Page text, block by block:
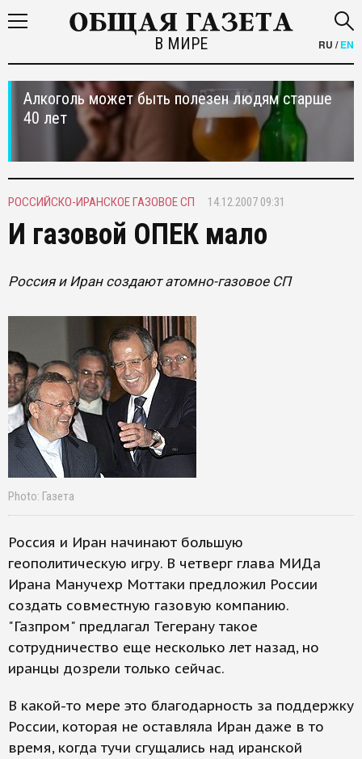
В МИРЕ RU /EN
Алкоголь может быть полезен людям старше
40 лет
РОССИЙСКО-ИРАНСКОЕ ГАЗОВОЕ СП 14.12.2007 09:31
И газовой ОПЕК мало
Россия и Иран создают атомно-газовое СП
Photo: Газета
Россия и Иран начинают большую
геополитическую игру. В четверг глава МИДа
Ирана Манучехр Моттаки предложил России
создать совместную газовую компанию.
"Газпром" предлагал Тегерану такое
сотрудничество еще несколько лет назад, но
иранцы дозрели только сейчас.
В какой-то мере это благодарность за поддержку
России, которая не оставляла Иран даже в то
время, когда тучи сгущались над иранской